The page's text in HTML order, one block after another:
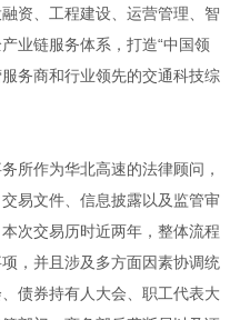
资、工程建设、运营管理、智
业链服务体系，打造“中国领
务商和行业领先的交通科技综
所作为华北高速的法律顾问，
易文件、信息披露以及监管审
次交易历时近两年，整体流程
，并且涉及多方面因素协调统
债券持有人大会、职工代表大